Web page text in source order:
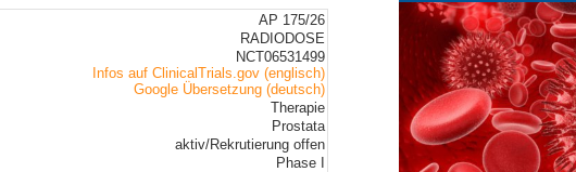
AP 175/26
RADIODOSE
NCT06531499
Infos auf ClinicalTrials.gov (englisch)
Google Übersetzung (deutsch)
Therapie
Prostata
aktiv/Rekrutierung offen
Phase I